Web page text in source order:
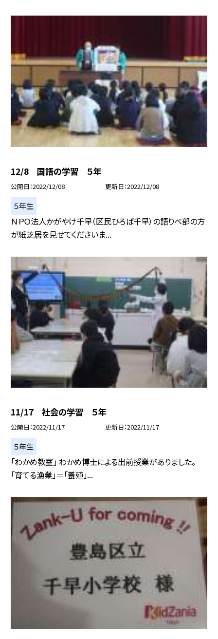
12/8 国語の学習 ５年
公開日 2022/12/08 更新日 2022/12/08
５年生
ＮＰＯ法人かがやけ千早（区民ひろば千早）の語りべ部の方
が紙芝居を見せてくださいま...
11/17 社会の学習 ５年
公開日 2022/11/17 更新日 2022/11/17
５年生
「わかめ教室」 わかめ博士による出前授業がありました。
「育てる漁業」＝「養殖」...